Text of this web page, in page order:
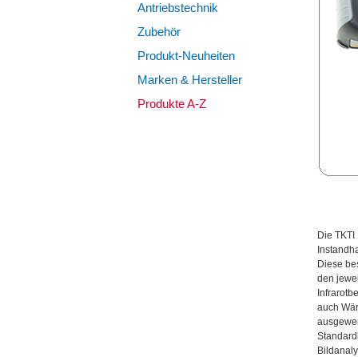
Antriebstechnik
Zubehör
Produkt-Neuheiten
Marken & Hersteller
Produkte A-Z
Die
Diese
den
auch